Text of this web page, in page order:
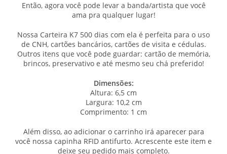
Então, agora você pode levar a banda/artista que você
ama pra qualquer lugar!
Nossa Carteira K7 500 dias com ela é perfeita para o uso
de CNH, cartões bancários, cartões de visita e cédulas.
Outros itens que você pode guardar: cartão de memória,
brincos, preservativo e até mesmo seu chá preferido!
Dimensões:
Altura: 6,5 cm
Largura: 10,2 cm
Comprimento: 1 cm
Além disso, ao adicionar o carrinho irá aparecer para
você nossa capinha RFID antifurto. Acrescente este item e
deixe seu pedido mais completo.